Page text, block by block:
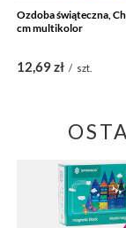
Ozdoba świąteczna,
cm multikolor
12,69 zł / szt.